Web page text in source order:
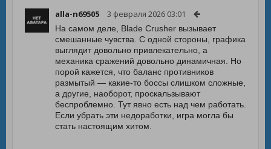
alla-n69505 3 февраля 2026 03:01
На самом деле, Blade Crusher вызывает
смешанные чувства. С одной стороны, графика
выглядит довольно привлекательно, а
механика сражений довольно динамичная. Но
порой кажется, что баланс противников
размытый — какие-то боссы слишком сложные,
а другие, наоборот, проскальзывают
беспроблемно. Тут явно есть над чем работать.
Если убрать эти недоработки, игра могла бы
стать настоящим хитом.